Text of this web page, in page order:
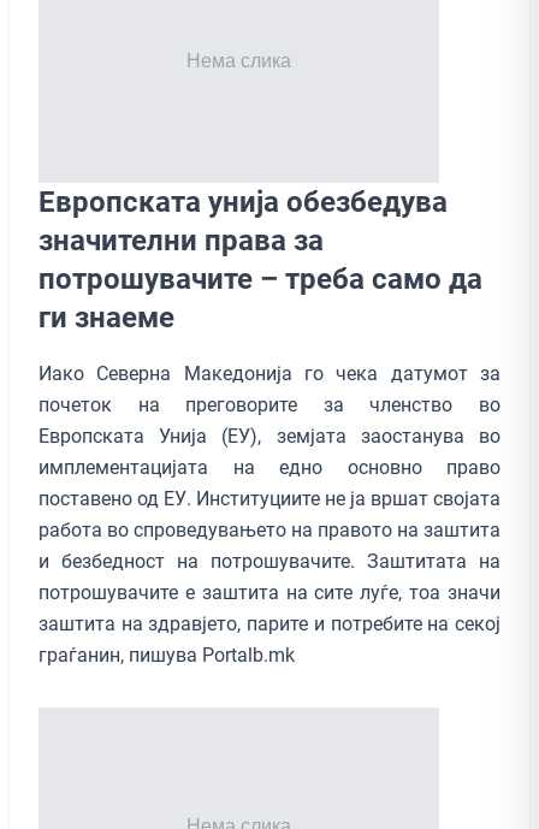
Европската унија обезбедува
значителни права за
потрошувачите – треба само да
ги знаеме
Иако Северна Македонија го чека датумот за
почеток на преговорите за членство во
Европската Унија (ЕУ), земјата заостанува во
имплементацијата на едно основно право
поставено од ЕУ. Институциите не ја вршат својата
работа во спроведувањето на правото на заштита
и безбедност на потрошувачите. Заштитата на
потрошувачите е заштита на сите луѓе, тоа значи
заштита на здравјето, парите и потребите на секој
граѓанин, пишува Portalb.mk